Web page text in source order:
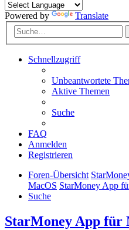
Powered by Translate
Schnellzugriff
Unbeantwortete
Aktive Themen
Suche
FAQ
Anmelden
Registrieren
Foren-Übersicht
MacOS StarMoney App
Suche
StarMoney App für